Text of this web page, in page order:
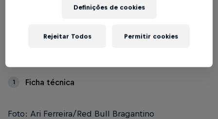
Published on18.08.2022 · 20:01 UTC
1 Ficha técnica
Foto: Ari Ferreira/Red Bull Bragantino
Definições de cookies
Rejeitar Todos Permitir cookies